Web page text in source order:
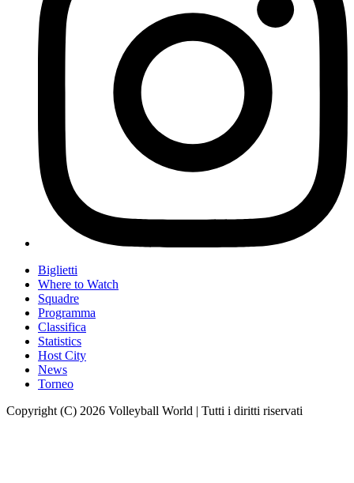
Biglietti
Where to Watch
Squadre
Programma
Classifica
Statistics
Host City
News
Torneo
Copyright (C) 2026 Volleyball World | Tutti i diritti riservati